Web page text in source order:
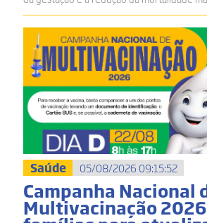
Saúde 05/08/2026 09:15:52
Campanha Nacional
Multivacinação